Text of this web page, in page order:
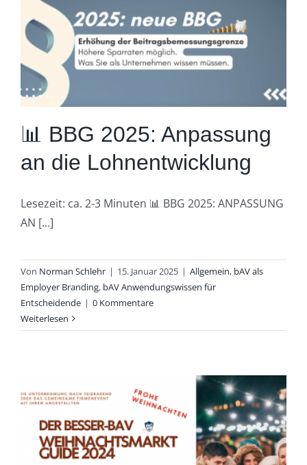
📊 BBG 2025: Anpassung
an die Lohnentwicklung
Lesezeit: ca. 2-3 Minuten 📊 BBG 2025: ANPASSUNG
AN [...]
Von Norman Schlehr | 15. Januar 2025 | Allgemein, bAV als
Employer Branding, bAV Anwendungswissen für
Entscheidende | 0 Kommentare
Weiterlesen